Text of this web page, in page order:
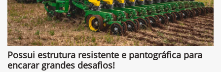
Possui estrutura resistente e pantográfica para
encarar grandes desafios!